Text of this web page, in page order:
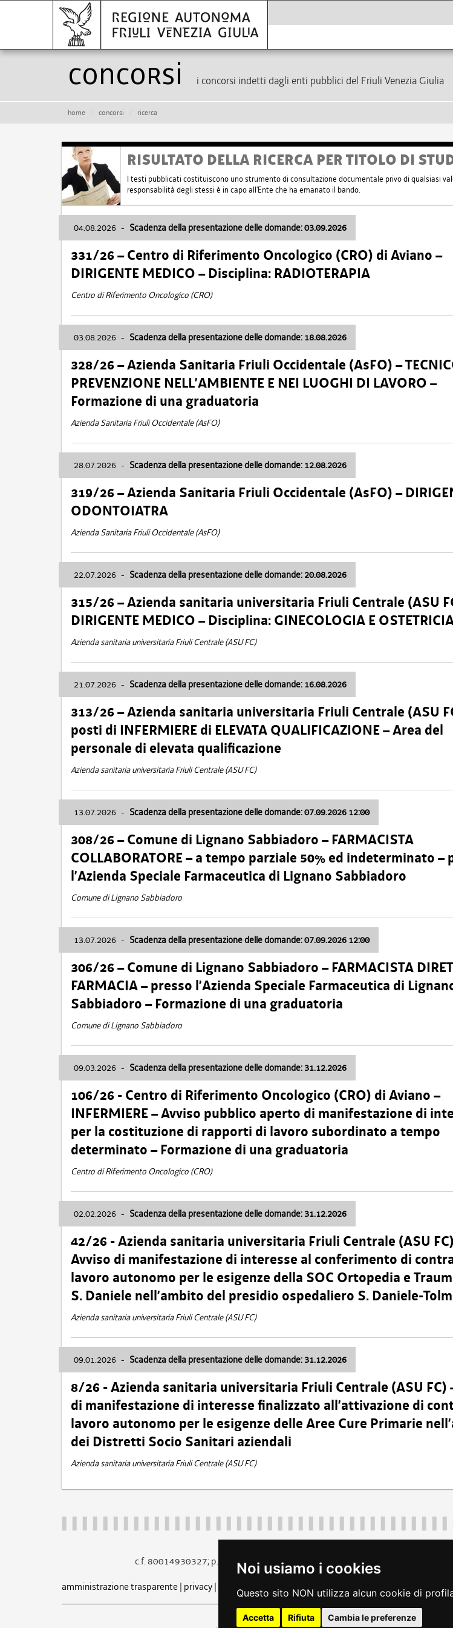
Noi usiamo i cookies
Questo sito NON utilizza alcun cookie di
Accetta Rifiuta Cambia le preferenze
Concorsi i concorsi indetti dagli enti pubblici del Friuli Venezia Giulia
home concorsi ricerca
RISULTATO DELLA RICERCA PER TITOLO DI
I testi pubblicati costituiscono uno strumento di consultazione documentale privo di qualsiasi
responsabilità degli stessi è in capo all'Ente che ha emanato il bando.
04.08.2026 - Scadenza della presentazione delle domande: 03.09.2026
331/26 – Centro di Riferimento Oncologico (CRO) di Aviano –
DIRIGENTE MEDICO – Disciplina: RADIOTERAPIA
Centro di Riferimento Oncologico (CRO)
03.08.2026 - Scadenza della presentazione delle domande: 18.08.2026
328/26 – Azienda Sanitaria Friuli Occidentale (AsFO) –
PREVENZIONE NELL’AMBIENTE E NEI LUOGHI DI LAVORO –
Formazione di una graduatoria
Azienda Sanitaria Friuli Occidentale (AsFO)
28.07.2026 - Scadenza della presentazione delle domande: 12.08.2026
319/26 – Azienda Sanitaria Friuli Occidentale (AsFO) –
ODONTOIATRA
Azienda Sanitaria Friuli Occidentale (AsFO)
22.07.2026 - Scadenza della presentazione delle domande: 20.08.2026
315/26 – Azienda sanitaria universitaria Friuli Centrale (ASU
DIRIGENTE MEDICO – Disciplina: GINECOLOGIA E
Azienda sanitaria universitaria Friuli Centrale (ASU FC)
21.07.2026 - Scadenza della presentazione delle domande: 16.08.2026
313/26 – Azienda sanitaria universitaria Friuli Centrale (ASU
posti di INFERMIERE di ELEVATA QUALIFICAZIONE – Area del
personale di elevata qualificazione
Azienda sanitaria universitaria Friuli Centrale (ASU FC)
13.07.2026 - Scadenza della presentazione delle domande: 07.09.2026 12:00
308/26 – Comune di Lignano Sabbiadoro – FARMACISTA
COLLABORATORE – a tempo parziale 50% ed indeterminato –
l’Azienda Speciale Farmaceutica di Lignano Sabbiadoro
Comune di Lignano Sabbiadoro
13.07.2026 - Scadenza della presentazione delle domande: 07.09.2026 12:00
306/26 – Comune di Lignano Sabbiadoro – FARMACISTA
FARMACIA – presso l’Azienda Speciale Farmaceutica di
Sabbiadoro – Formazione di una graduatoria
Comune di Lignano Sabbiadoro
09.03.2026 - Scadenza della presentazione delle domande: 31.12.2026
106/26 - Centro di Riferimento Oncologico (CRO) di Aviano –
INFERMIERE – Avviso pubblico aperto di manifestazione di
per la costituzione di rapporti di lavoro subordinato a tempo
determinato – Formazione di una graduatoria
Centro di Riferimento Oncologico (CRO)
02.02.2026 - Scadenza della presentazione delle domande: 31.12.2026
42/26 - Azienda sanitaria universitaria Friuli Centrale (ASU
Avviso di manifestazione di interesse al conferimento di
lavoro autonomo per le esigenze della SOC Ortopedia e
S. Daniele nell’ambito del presidio ospedaliero S. Daniele-
Azienda sanitaria universitaria Friuli Centrale (ASU FC)
09.01.2026 - Scadenza della presentazione delle domande: 31.12.2026
8/26 - Azienda sanitaria universitaria Friuli Centrale (ASU FC)
di manifestazione di interesse finalizzato all’attivazione di
lavoro autonomo per le esigenze delle Aree Cure Primarie
dei Distretti Socio Sanitari aziendali
Azienda sanitaria universitaria Friuli Centrale (ASU FC)
c.f. 80014930327; p.iva 00526040324
piazza Unità d'Italia 1 Trieste
amministrazione trasparente| privacy| cookie note legali | accessibilità rss dichiarazione di